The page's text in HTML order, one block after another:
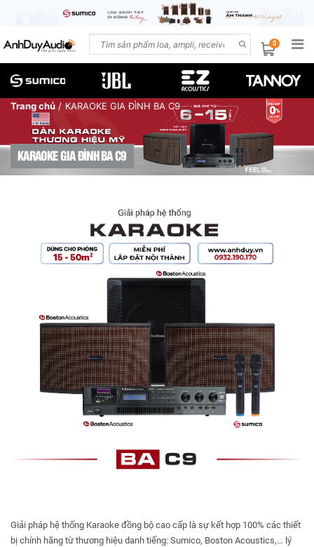
0
Trang chủ / KARAOKE GIA ĐÌNH BA C9
KARAOKE GIA ĐÌNH BA C9
Giải pháp hệ thống Karaoke đồng bộ cao cấp là sự kết hợp 100% các thiết
bị chính hãng từ thương hiệu danh tiếng: Sumico, Boston Acoustics,… lý